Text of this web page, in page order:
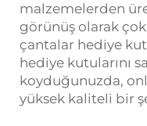
malzemelerden
görünüş olarak
çantalar hediye
hediye kutularını
koyduğunuzda,
yüksek kaliteli bir